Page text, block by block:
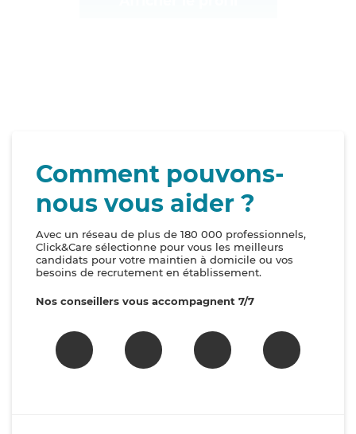
Comment pouvons-
nous vous aider ?
Avec un réseau de plus de 180 000 professionnels,
Click&Care sélectionne pour vous les meilleurs
candidats pour votre maintien à domicile ou vos
besoins de recrutement en établissement.
Nos conseillers vous accompagnent 7/7